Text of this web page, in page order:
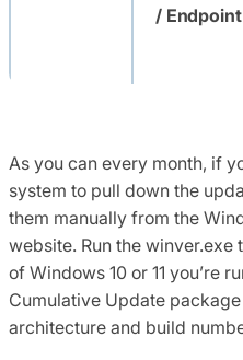
/ Endpoint
CVE-
2022-
22047
Exp/
As you can every month, if
system to pull down the
them manually from the
website. Run the
of Windows 10 or 11 you’re
Cumulative Update
architecture and build